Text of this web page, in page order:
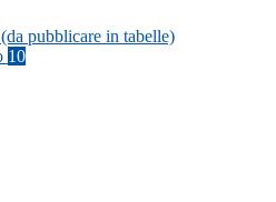
pubblicare in tabelle)
10